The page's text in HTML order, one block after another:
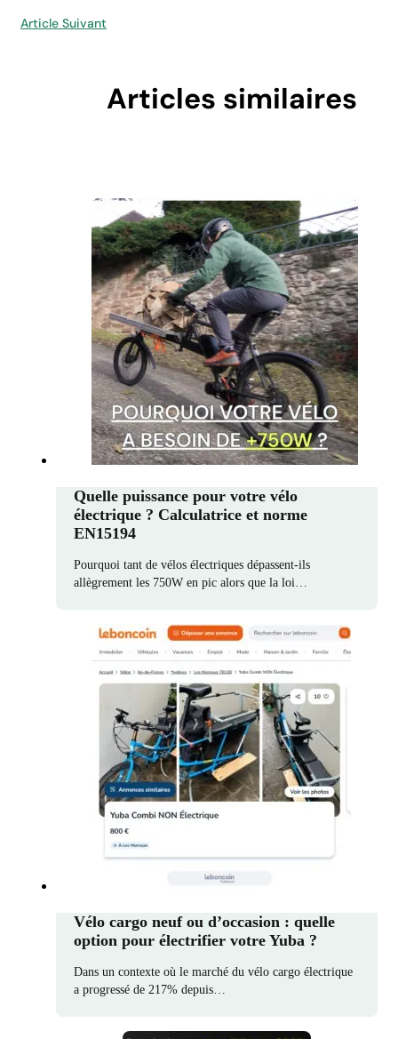
Article Suivant
Articles similaires
Quelle puissance pour votre vélo
électrique ? Calculatrice et norme
EN15194
Pourquoi tant de vélos électriques dépassent-ils
allègrement les 750W en pic alors que la loi…
Vélo cargo neuf ou d’occasion : quelle
option pour électrifier votre Yuba ?
Dans un contexte où le marché du vélo cargo électrique
a progressé de 217% depuis…